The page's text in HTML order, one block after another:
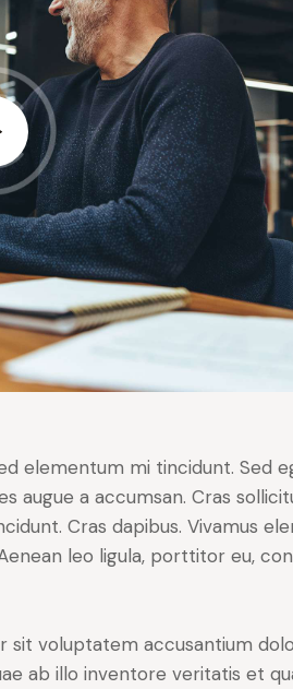
elementum mi tincidunt. Sed
augue a accumsan. Cras
Cras dapibus. Vivamus
leo ligula, porttitor eu,
sit voluptatem accusantium
ab illo inventore veritatis et